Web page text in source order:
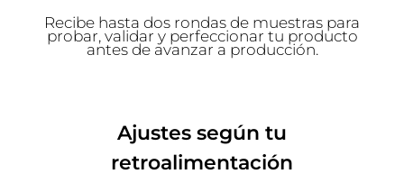
Recibe hasta dos rondas de muestras para
probar, validar y perfeccionar tu producto
antes de avanzar a producción.
Ajustes según tu
retroalimentación